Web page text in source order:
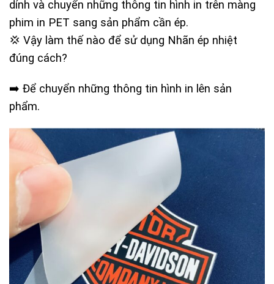
dính và chuyển những thông tin hình in trên màng
phim in PET sang sản phẩm cần ép.
💢 Vậy làm thế nào để sử dụng Nhãn ép nhiệt
đúng cách?
➡️ Để chuyển những thông tin hình in lên sản
phẩm.